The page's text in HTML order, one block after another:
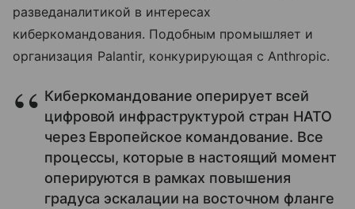
разведаналитикой в интересах
киберкомандования. Подобным промышляет и
организация Palantir, конкурирующая с Anthropic.
Киберкомандование оперирует всей
цифровой инфраструктурой стран НАТО
через Европейское командование. Все
процессы, которые в настоящий момент
оперируются в рамках повышения
градуса эскалации на восточном фланге